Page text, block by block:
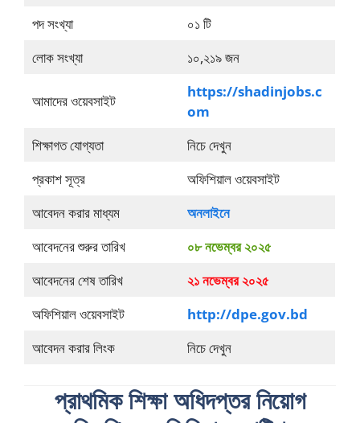
পদ সংখ্যা
০১ টি
লোক সংখ্যা
১০,২১৯ জন
আমাদের ওয়েবসাইট
https://shadinjobs.c
om
শিক্ষাগত যোগ্যতা
নিচে দেখুন
প্রকাশ সূত্র
অফিশিয়াল ওয়েবসাইট
আবেদন করার মাধ্যম
অনলাইনে
আবেদনের শুরুর তারিখ
০৮ নভেম্বর ২০২৫
আবেদনের শেষ তারিখ
২১ নভেম্বর ২০২৫
অফিশিয়াল ওয়েবসাইট
http://dpe.gov.bd
আবেদন করার লিংক
নিচে দেখুন
প্রাথমিক শিক্ষা অধিদপ্তর নিয়োগ